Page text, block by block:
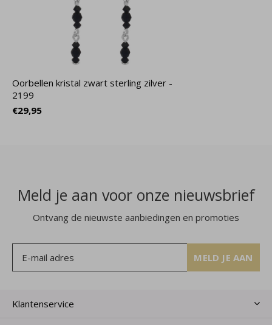
Oorbellen kristal zwart sterling zilver -
2199
€29,95
Meld je aan voor onze nieuwsbrief
Ontvang de nieuwste aanbiedingen en promoties
MELD JE AAN
Klantenservice